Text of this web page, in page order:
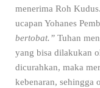
menerima Roh
ucapan Yohanes
bertobat.” Tuhan
yang bisa dilakukan
dicurahkan, maka
kebenaran, sehingga